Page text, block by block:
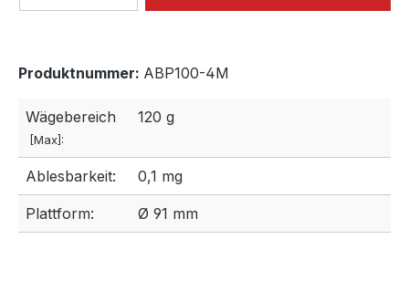
Produktnummer: ABP100-4M
Wägebereich
[Max]:
120 g
Ablesbarkeit: 0,1 mg
Plattform: Ø 91 mm